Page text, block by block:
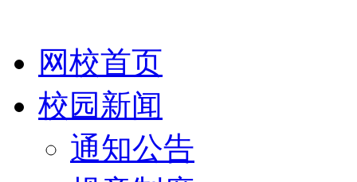
网校首页
校园新闻
通知公告